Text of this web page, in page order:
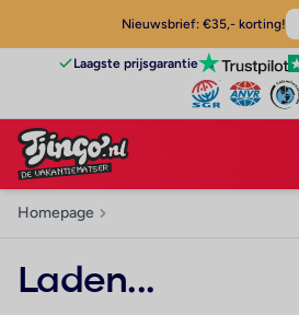
Nieuwsbrief: €35,- korting!
Laagste prijsgarantie
Homepage
Laden...